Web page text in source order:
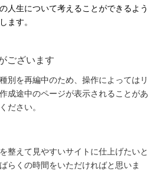
人生について考えることができるよう
ます。
ございます
別を再編中のため、操作によってはリ
成途中のページが表示されることがあ
ださい。
整えて見やすいサイトに仕上げたいと
らくの時間をいただければと思いま